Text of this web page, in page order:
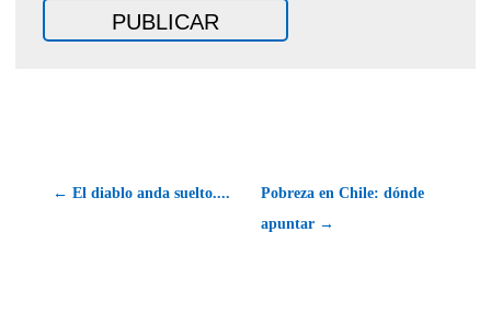
← El diablo anda suelto....
Pobreza en Chile: dónde
apuntar →